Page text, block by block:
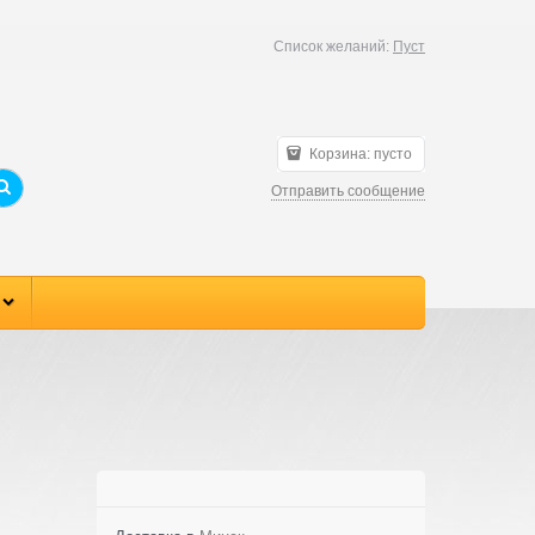
Список желаний: Пуст
Корзина: пусто
Отправить сообщение